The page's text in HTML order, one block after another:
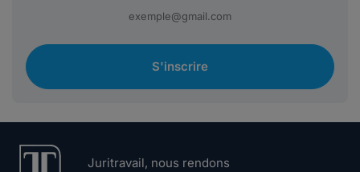
S'inscrire
Juritravail, nous rendons